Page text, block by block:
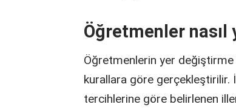
Öğretmenler
Öğretmenlerin yer değiştirme
kurallara göre gerçekleştirilir.
tercihlerine göre belirlenen